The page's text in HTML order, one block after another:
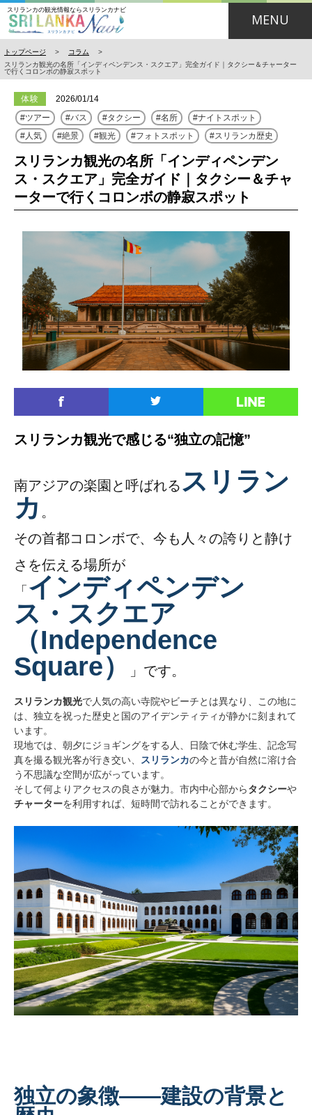
スリランカの観光情報ならスリランカナビ
MENU
トップページ > コラム
>
スリランカ観光の名所「インディペンデンス・スクエア」完全ガイド｜タクシー＆チャーター
で行くコロンボの静寂スポット
体験
2026/01/14
ツアー
バス タクシー 名所
ナイトスポット
人気
絶景 観光 フォトスポット スリランカ歴史
スリランカ観光の名所「インディペンデン
ス・スクエア」完全ガイド｜タクシー＆チャ
ーターで行くコロンボの静寂スポット
スリランカ観光で感じる“独立の記憶”
南アジアの楽園と呼ばれるスリラン
カ 。
その首都コロンボで、今も人々の誇りと静け
さを伝える場所が
「 インディペンデン
ス・スクエア
（Independence
Square）
」です。
スリランカ観光で人気の高い寺院やビーチとは異なり、この地に
は、独立を祝った歴史と国のアイデンティティが静かに刻まれて
います。
現地では、朝夕にジョギングをする人、日陰で休む学生、記念写
真を撮る観光客が行き交い、
スリランカの今と昔が自然に溶け合
う不思議な空間が広がっています。
そして何よりアクセスの良さが魅力。市内中心部からタクシーや
チャーターを利用すれば、短時間で訪れることができます。
独立の象徴――建設の背景と